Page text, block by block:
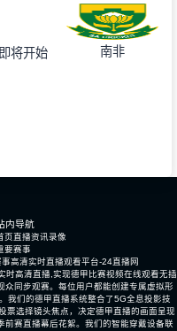
将开始 南非
内导航
页直播资讯录像
要赛事
高清实时直播观看平台-24直播网
时高清直播,实现德甲比赛视频在线观看无插
同步观赛。每位用户都能创建专属虚拟形
我们的德甲直播系统整合了5G全息投影技
票选择镜头焦点，决定德甲直播的画面呈现
赛直播幕后花絮。我们的智能穿戴设备联